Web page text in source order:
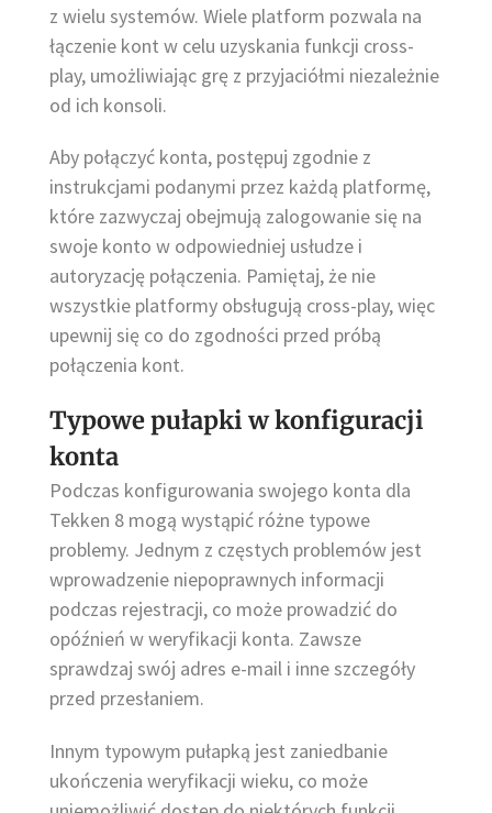
z wielu systemów. Wiele platform pozwala na
łączenie kont w celu uzyskania funkcji cross-
play, umożliwiając grę z przyjaciółmi niezależnie
od ich konsoli.
Aby połączyć konta, postępuj zgodnie z
instrukcjami podanymi przez każdą platformę,
które zazwyczaj obejmują zalogowanie się na
swoje konto w odpowiedniej usłudze i
autoryzację połączenia. Pamiętaj, że nie
wszystkie platformy obsługują cross-play, więc
upewnij się co do zgodności przed próbą
połączenia kont.
Typowe pułapki w konfiguracji
konta
Podczas konfigurowania swojego konta dla
Tekken 8 mogą wystąpić różne typowe
problemy. Jednym z częstych problemów jest
wprowadzenie niepoprawnych informacji
podczas rejestracji, co może prowadzić do
opóźnień w weryfikacji konta. Zawsze
sprawdzaj swój adres e-mail i inne szczegóły
przed przesłaniem.
Innym typowym pułapką jest zaniedbanie
ukończenia weryfikacji wieku, co może